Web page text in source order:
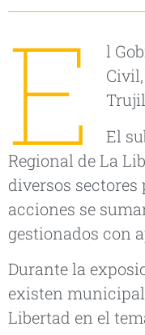
E
l
El
Regional de La
diversos
acciones se
gestionados con
Durante la
existen
Libertad en el